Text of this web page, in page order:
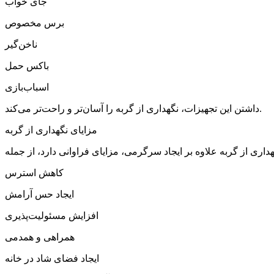
برس مخصوص
ناخن‌گیر
باکس حمل
اسباب‌بازی
داشتن این تجهیزات، نگهداری از گربه را آسان‌تر و راحت‌تر می‌کند.
مزایای نگهداری از گربه
کاهش استرس
ایجاد حس آرامش
افزایش مسئولیت‌پذیری
همراهی و همدمی
ایجاد فضای شاد در خانه